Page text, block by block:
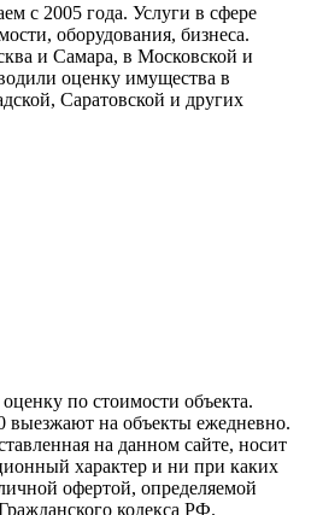
с 2005 года. Услуги в сфере
оборудования, бизнеса.
и Самара, в Московской и
оценку имущества в
Саратовской и других
по стоимости объекта.
выезжают на объекты ежедневно.
на данном сайте, носит
характер и ни при каких
офертой, определяемой
кодекса РФ.